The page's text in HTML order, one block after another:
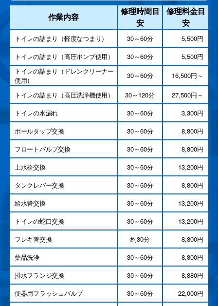
作業内容
修理時間目
安
修理料金目
安
トイレの詰まり（軽度なつまり） 30～60分
5,500円
トイレの詰まり（高圧ポンプ使用）
30～60分
5,500円
トイレの詰まり（ドレンクリーナー
使用）
30～60分 16,500円～
トイレの詰まり（高圧洗浄機使用） 30～120分
27,500円～
トイレの水漏れ
30～60分
3,300円
ポールタップ交換
30～60分
8,800円
フロートバルブ交換
30～60分
8,800円
上水栓交換
30～60分
13,200円
タンクレバー交換
30～60分
8,800円
給水管交換
30～60分
13,200円
トイレの蛇口交換
30～60分
13,200円
フレキ管交換
約30分
8,800円
藥品洗浄
30～60分
8,800円
排水フランジ交換
30～60分
8,880円
便器用フラッシュバルブ
30～60分
22,000円